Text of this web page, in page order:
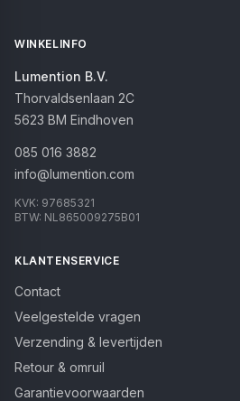
WINKELINFO
Lumention B.V.
Thorvaldsenlaan 2C
5623 BM Eindhoven
085 016 3882
info@lumention.com
KVK: 97685321
BTW: NL865009275B01
KLANTENSERVICE
Contact
Veelgestelde vragen
Verzending & levertijden
Retour & omruil
Garantievoorwaarden